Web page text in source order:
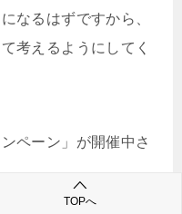
なるはずですから、
考えるようにしてく
ペーン」が開催中さ
TOPへ